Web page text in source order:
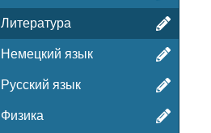
Литература
Немецкий язык
Русский язык
Физика